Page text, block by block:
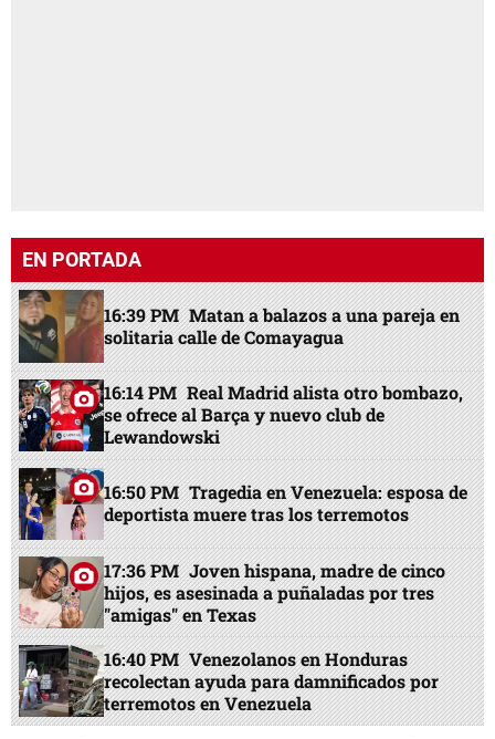
EN PORTADA
16:39 PM Matan a balazos a una pareja en
solitaria calle de Comayagua
16:14 PM Real Madrid alista otro bombazo,
se ofrece al Barça y nuevo club de
Lewandowski
16:50 PM Tragedia en Venezuela: esposa de
deportista muere tras los terremotos
17:36 PM Joven hispana, madre de cinco
hijos, es asesinada a puñaladas por tres
"amigas" en Texas
16:40 PM Venezolanos en Honduras
recolectan ayuda para damnificados por
terremotos en Venezuela